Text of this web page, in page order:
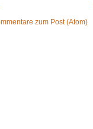
zum Post (Atom)